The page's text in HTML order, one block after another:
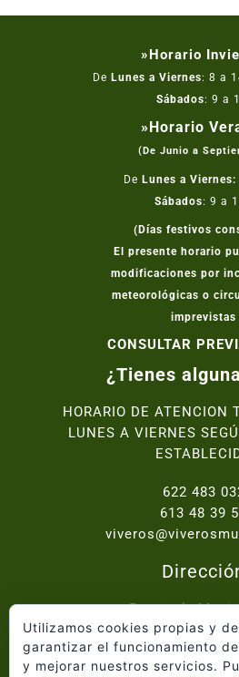
»Horario
De Lunes a Viernes: 8 a
Sábados: 9 a
»Horario
(De Junio a
De Lunes a Viernes:
Sábados: 9 a
(Días festivos
El presente horario
modificaciones por
meteorológicas o
imprevistas
CONSULTAR
¿Tienes
HORARIO DE ATENCION
LUNES A VIERNES
622 483
613 48 39
Paraje de
Ctra. Abanilla - Fortuna
Inicio
Utilizamos cookies propias y
garantizar el funcionamiento
y mejorar nuestros servicios.